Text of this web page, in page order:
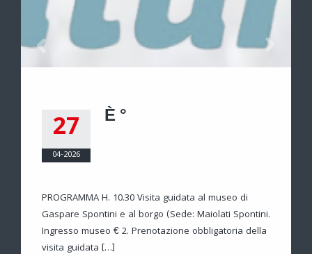
27
04-2026
È °
PROGRAMMA H. 10.30 Visita guidata al museo di
Gaspare Spontini e al borgo (Sede: Maiolati Spontini.
Ingresso museo € 2. Prenotazione obbligatoria della
visita guidata […]